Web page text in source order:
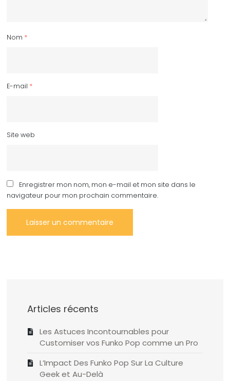
Nom *
E-mail *
Site web
Enregistrer mon nom, mon e-mail et mon site dans le
navigateur pour mon prochain commentaire.
Articles récents
Les Astuces Incontournables pour
Customiser vos Funko Pop comme un Pro
L’Impact Des Funko Pop Sur La Culture
Geek et Au-Delà